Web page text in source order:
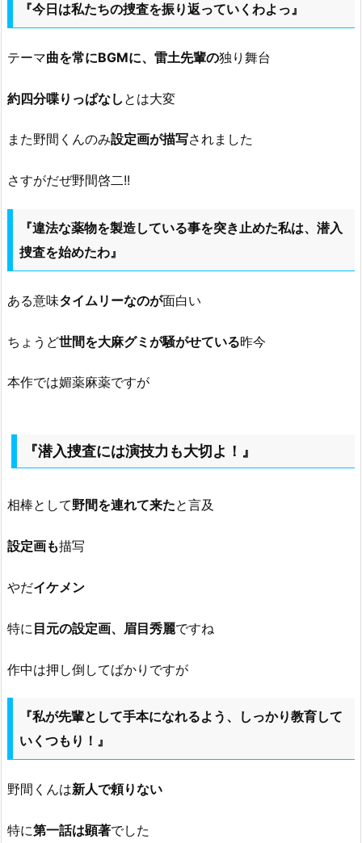
『今日は私たちの捜査を振り返っていくわよっ』
テーマ曲を常にBGMに、雷土先輩の独り舞台
約四分喋りっぱなし とは大変
また野間くんのみ設定画が描写されました
さすがだぜ野間啓二!!
『違法な薬物を製造している事を突き止めた私は、潜入
捜査を始めたわ』
ある意味タイムリーなのが面白い
ちょうど世間を大麻グミが騒がせている昨今
本作では媚薬麻薬ですが
『潜入捜査には演技力も大切よ！』
相棒として野間を連れて来たと言及
設定画も描写
やだイケメン
特に 目元の設定画、眉目秀麗ですね
作中は押し倒してばかりですが
『私が先輩として手本になれるよう、しっかり教育して
いくつもり！』
野間くんは新人で頼りない
特に第一話は顕著でした